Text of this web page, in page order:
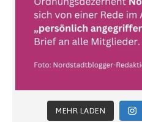
MEHR LADEN